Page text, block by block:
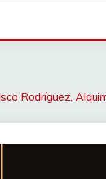
Rodríguez,